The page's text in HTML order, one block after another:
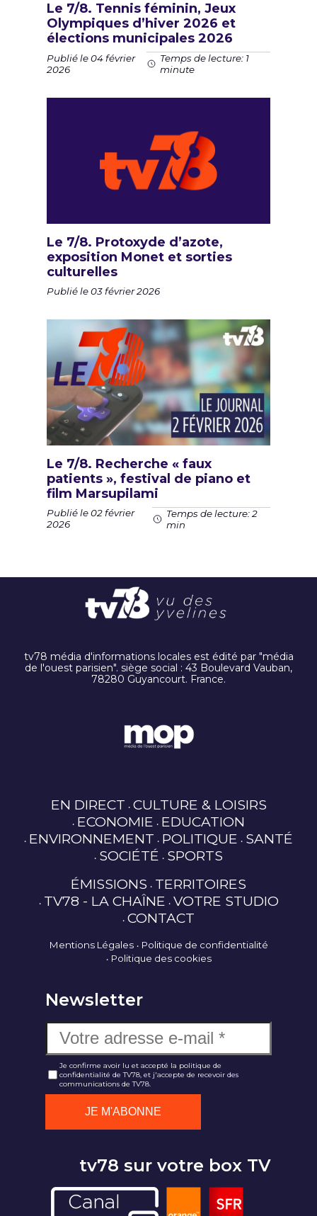
Le 7/8. Tennis féminin, Jeux
Olympiques d’hiver 2026 et
élections municipales 2026
Publié le 04 février
2026
Temps de lecture: 1
minute
Le 7/8. Protoxyde d’azote,
exposition Monet et sorties
culturelles
Publié le 03 février 2026
Le 7/8. Recherche « faux
patients », festival de piano et
film Marsupilami
Publié le 02 février
2026
Temps de lecture: 2
min
tv78 média d'informations locales est édité par "média
de l'ouest parisien". siège social : 43 Boulevard Vauban,
78280 Guyancourt. France.
EN DIRECT CULTURE & LOISIRS
ECONOMIE EDUCATION
ENVIRONNEMENT POLITIQUE SANTÉ
SOCIÉTÉ SPORTS
ÉMISSIONS TERRITOIRES
TV78 - LA CHAÎNE VOTRE STUDIO
CONTACT
Mentions Légales
Politique de confidentialité
Politique des cookies
Newsletter
Je confirme avoir lu et accepté la politique de
confidentialité de TV78, et j'accepte de recevoir des
communications de TV78.
tv78 sur votre box TV